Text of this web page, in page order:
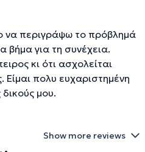
να περιγράψω το πρόβλημά
βήμα για τη συνέχεια.
κι ότι ασχολείται
Είμαι πολυ ευχαριστημένη
μου.
Show more reviews